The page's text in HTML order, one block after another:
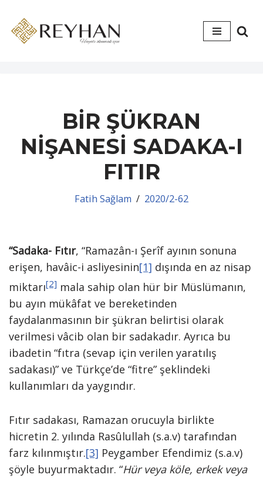
İçeriğe
BİR ŞÜKRAN
NİŞANESİ SADAKA-I
FITIR
Fatih Sağlam 2020/2-62
“Sadaka- Fıtır, “Ramazân-ı Şerîf ayının sonuna
erişen, havâic-i asliyesinin[1] dışında en az nisap
miktarı[2] mala sahip olan hür bir Müslümanın,
bu ayın mükâfat ve bereketinden
faydalanmasının bir şükran belirtisi olarak
verilmesi vâcib olan bir sadakadır. Ayrıca bu
ibadetin “fıtra (sevap için verilen yaratılış
sadakası)” ve Türkçe’de “fitre” şeklindeki
kullanımları da yaygındır.
Fıtır sadakası, Ramazan orucuyla birlikte
hicretin 2. yılında Rasûlullah (s.a.v) tarafından
farz kılınmıştır.[3] Peygamber Efendimiz (s.a.v)
şöyle buyurmaktadır. “Hür veya köle, erkek veya